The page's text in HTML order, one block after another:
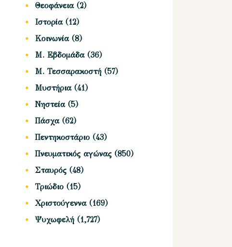
Θεοφάνεια(2)
Ιστορία(12)
Κοινωνία(8)
Μ. Εβδομάδα(36)
Μ. Τεσσαρακοστή (57)
Μυστήρια(41)
Νηστεία(5)
Πάσχα(62)
Πεντηκοστάριο (43)
Πνευματικός αγώνας (850)
Σταυρός (48)
Τριώδιο (15)
Χριστούγεννα(169)
Ψυχωφελή (1,727)